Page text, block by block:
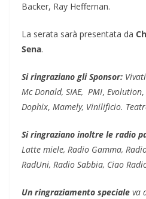
Backer, Ray Heffernan.
La serata sarà presentata da
Sena.
Si ringraziano gli Sponsor:
Mc Donald, SIAE, PMI, Evolution,
Dophix, Mamely, Vinilificio.
Si ringraziano inoltre le radio
Latte miele, Radio Gamma,
RadUni, Radio Sabbia, Ciao
Un ringraziamento speciale va